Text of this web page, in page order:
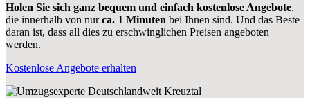
Holen Sie sich ganz bequem und einfach kostenlose Angebote,
die innerhalb von nurca. 1 Minuten bei Ihnen sind. Und das Beste
daran ist, dass all dies zu erschwinglichen Preisen angeboten
werden.
Kostenlose Angebote erhalten